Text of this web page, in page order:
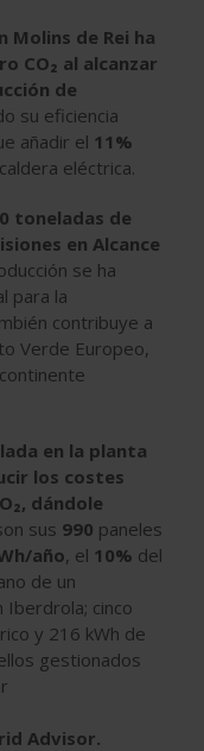
Molins de Rei ha
CO₂ al alcanzar
de
su eficiencia
añadir el 11%
eléctrica.
toneladas de
en Alcance
se ha
para la
contribuye a
Verde Europeo,
en la planta
los costes
dándole
sus 990 paneles
año, el 10% del
de un
Iberdrola; cinco
y 216 kWh de
gestionados
Advisor.